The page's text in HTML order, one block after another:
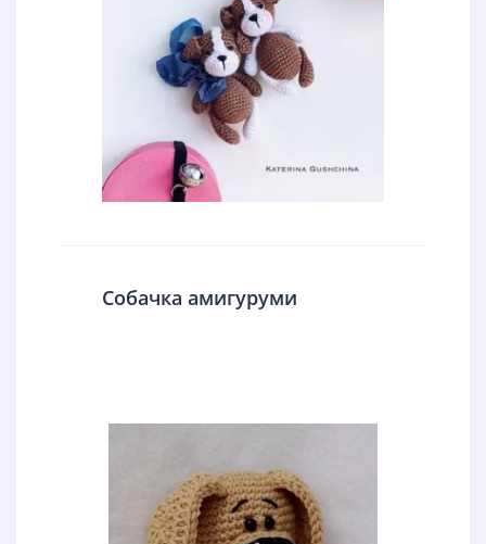
Собачка амигуруми